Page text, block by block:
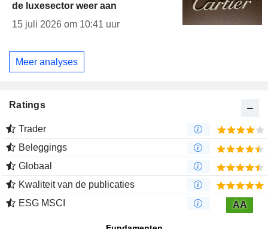
de luxesector weer aan
15 juli 2026 om 10:41 uur
Meer analyses
Ratings
Trader
Beleggings
Globaal
Kwaliteit van de publicaties
ESG MSCI
AA